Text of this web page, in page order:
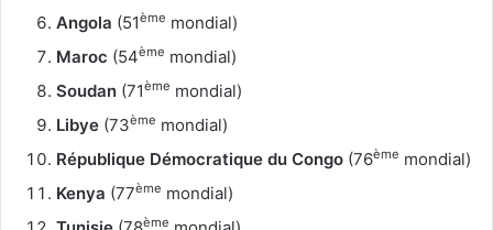
Angola (51ème mondial)
Maroc (54ème mondial)
Soudan (71ème mondial)
Libye (73ème mondial)
République Démocratique du Congo (76ème mondial)
Kenya (77ème mondial)
ème